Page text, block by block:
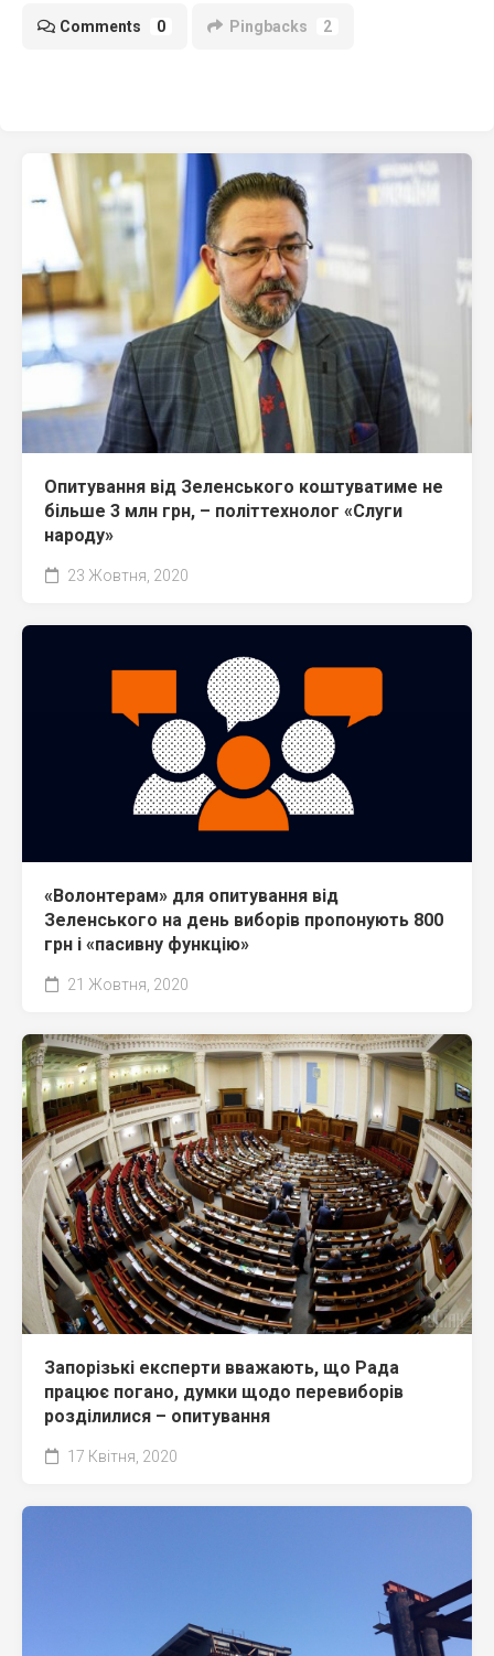
Comments 0 Pingbacks 2
Опитування від Зеленського коштуватиме не
більше 3 млн грн, – політтехнолог «Слуги
народу»
23 Жовтня, 2020
«Волонтерам» для опитування від
Зеленського на день виборів пропонують 800
грн і «пасивну функцію»
21 Жовтня, 2020
Запорізькі експерти вважають, що Рада
працює погано, думки щодо перевиборів
розділилися – опитування
17 Квітня, 2020